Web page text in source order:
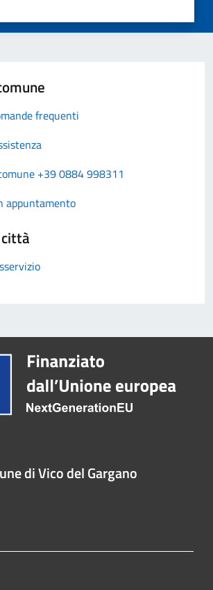
frequenti
+39 0884 998311
appuntamento
di Vico del Gargano